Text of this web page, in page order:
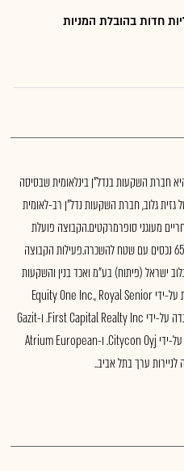
חדות בהובלת המניות
חברת השקעות בנדל"ן בינלאומית שבסיסה
גלוב, חברת השקעות נדל"ן רב-לאומית
מעוגני סופרמרקטים.הקבוצה פועלת
ביותר מ-20 מדינות, והיא מחזיקה ומנהלת כ-650 נכסים עם שטח להשכרה.פעילות הקבוצה
ישראל (פיתוח) בע"מ ואכד בנין והשקעות
בע"מ. פעילות הקבוצה בארצות הברית מנוהלות על-ידי Equity One Inc., Royal Senior
Care LLC ו-ProMed Properties Inc., ובקנדה על-ידי First Capital Realty Inc. ו-Gazit
America Inc. פעילויותיה באירופה מתבצעות על-ידי Citycon Oyj. ו-Atrium European